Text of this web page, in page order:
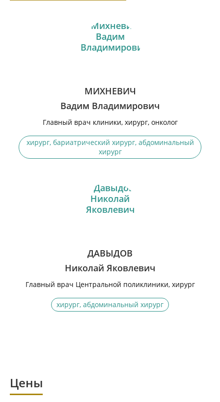
МИХНЕВИЧ
Вадим Владимирович
Главный врач клиники, хирург, онколог
хирург, бариатрический хирург, абдоминальный
хирург
ДАВЫДОВ
Николай Яковлевич
Главный врач Центральной поликлиники, хирург
хирург, абдоминальный хирург
Цены